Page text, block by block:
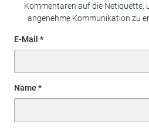
Kommentaren auf die Netiquette,
angenehme Kommunikation zu
E-Mail
Name